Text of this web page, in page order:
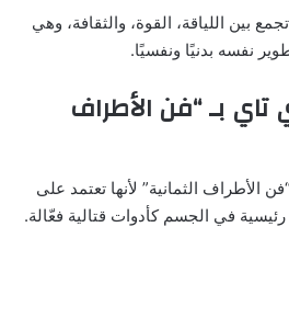
بين اللياقة، القوة، والثقافة، وهي
نفسه بدنيًا ونفسيًا.
تاي بـ “فن الأطراف
الأطراف الثمانية” لأنها تعتمد على
في الجسم كأدوات قتالية فعّالة.